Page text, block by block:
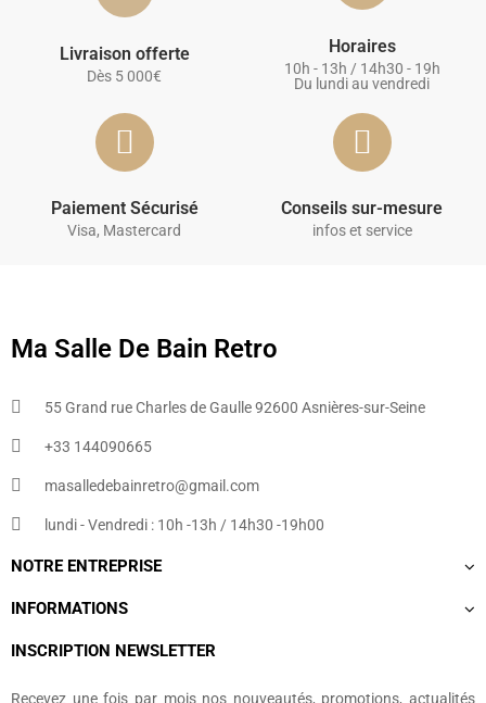
Livraison offerte
Dès 5 000€
Horaires
10h - 13h / 14h30 - 19h
Du lundi au vendredi
Paiement Sécurisé
Visa, Mastercard
Conseils sur-mesure
infos et service
Ma Salle De Bain Retro
55 Grand rue Charles de Gaulle 92600 Asnières-sur-Seine
+33 144090665​
masalledebainretro@gmail.com
lundi - Vendredi : 10h -13h / 14h30 -19h00
NOTRE ENTREPRISE
INFORMATIONS
INSCRIPTION NEWSLETTER
Recevez une fois par mois nos nouveautés, promotions, actualités